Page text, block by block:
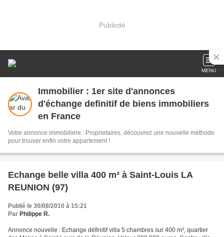
Publicité
MENU
Immobilier : 1er site d'annonces
d'échange definitif de biens immobiliers
en France
Votre annonce immobiliere : Proprietaires, découvrez une nouvelle méthode
pour trouver enfin votre appartement !
Echange belle villa 400 m² à Saint-Louis LA
REUNION (97)
Publié le 30/08/2010 à 15:21
Par Philippe R.
Annonce nouvelle : Echange définitif villa 5 chambres sur 400 m², quartier